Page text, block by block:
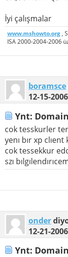
İyi çalışmalar
www.mshowto.org ,
ISA 2000-2004-2006
boramsce
12-15-2006
Ynt:
cok tesskurler
yenı bır xp
cok tessekkur
szı
onder
12-21-2006
Ynt: